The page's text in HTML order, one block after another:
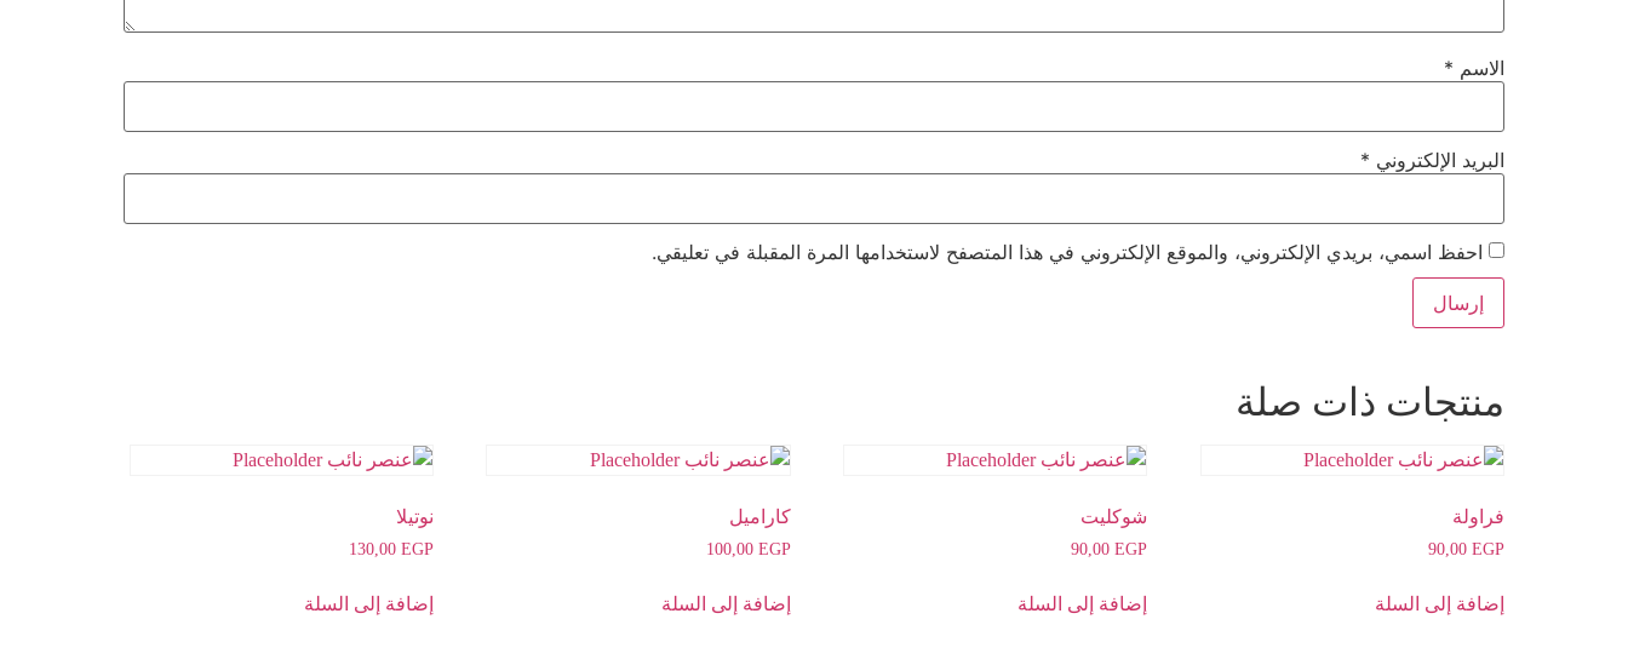
الاسم *
البريد الإلكتروني *
احفظ اسمي، بريدي الإلكتروني، والموقع الإلكتروني في هذا المتصفح لاستخدامها المرة المقبلة في تعليقي.
منتجات ذات صلة
فراولة
90,00 EGP
إضافة إلى السلة
شوكليت
90,00EGP
إضافة إلى السلة
كاراميل
100,00 EGP
إضافة إلى السلة
نوتيلا
130,00 EGP
إضافة إلى السلة